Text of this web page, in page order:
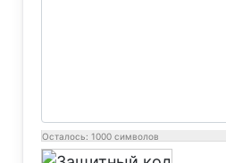
Осталось: 1000 символов